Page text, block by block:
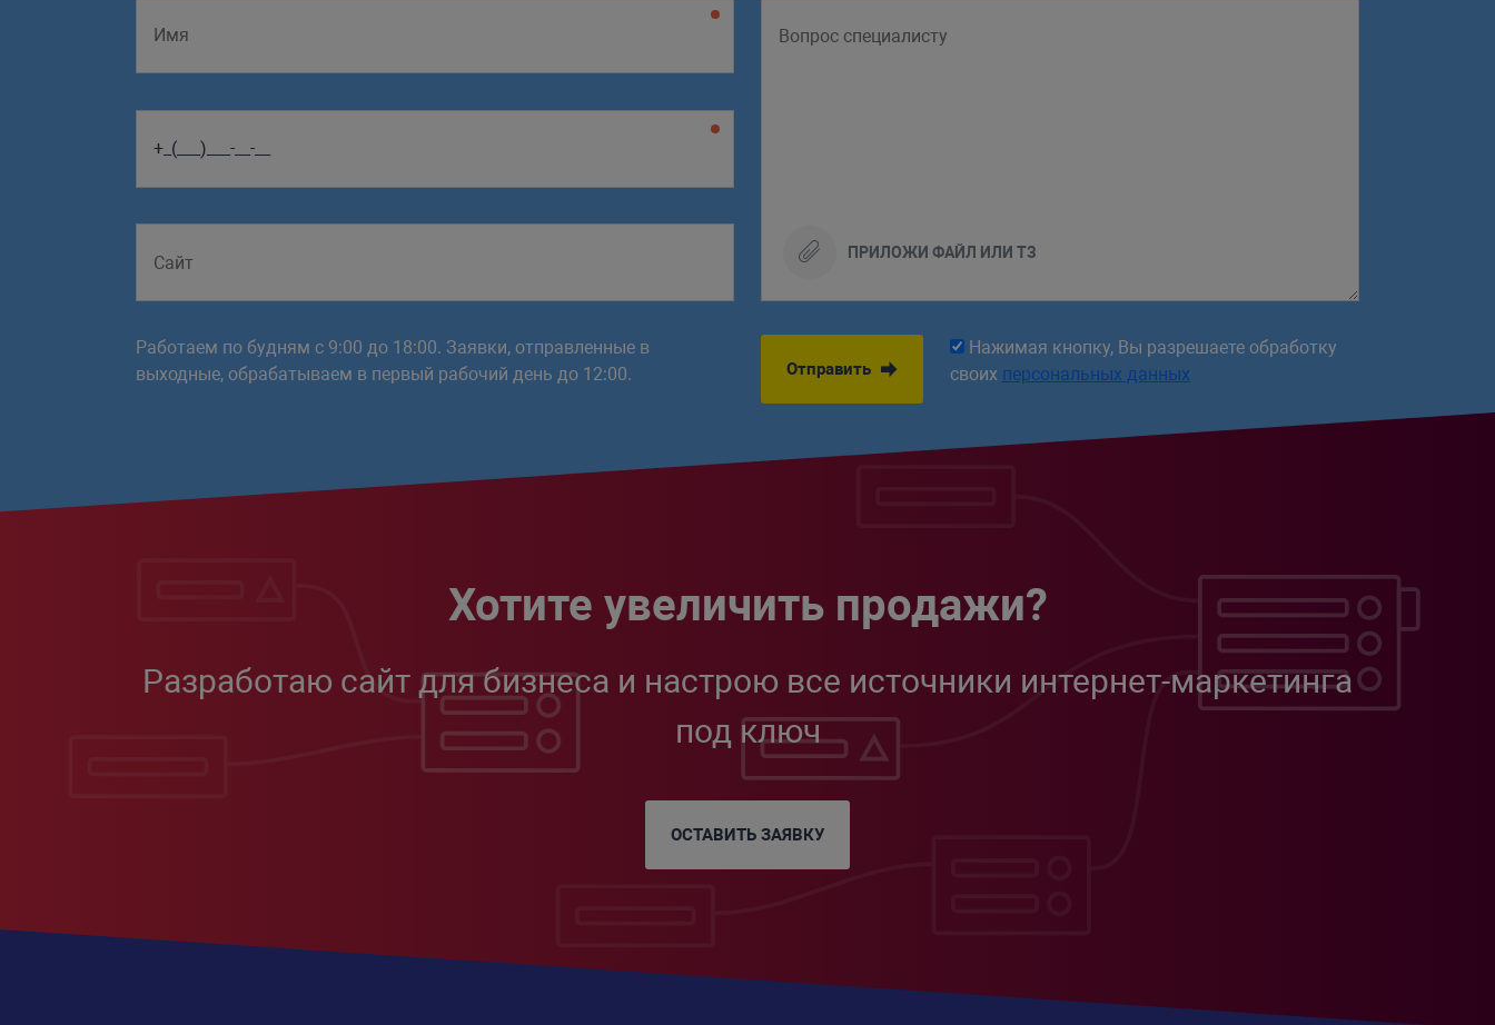
ПРИЛОЖИ ФАЙЛ ИЛИ ТЗ
Работаем по будням с 9:00 до 18:00. Заявки, отправленные в
выходные, обрабатываем в первый рабочий день до 12:00.
Отправить
Нажимая кнопку, Вы разрешаете обработку
своих персональных данных
Хотите увеличить продажи?
Разработаю сайт для бизнеса и настрою все источники интернет-маркетинга
под ключ
ОСТАВИТЬ ЗАЯВКУ